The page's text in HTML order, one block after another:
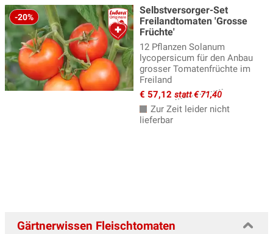
-20%
Selbstversorger-Set
Freilandtomaten 'Grosse
Früchte'
12 Pflanzen Solanum
lycopersicum für den Anbau
grosser Tomatenfrüchte im
Freiland
€ 57,12 statt € 71,40
Zur Zeit leider nicht
lieferbar
Gärtnerwissen Fleischtomaten